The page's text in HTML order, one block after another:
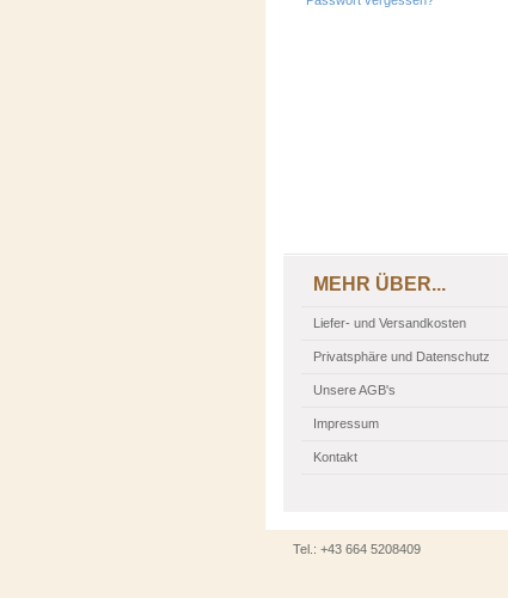
MEHR ÜBER...
Liefer- und Versandkosten
Privatsphäre und Datenschutz
Unsere AGB's
Impressum
Kontakt
Tel.: +43 664 5208409